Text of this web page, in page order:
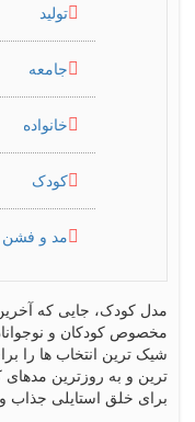
تولید
جامعه
خانواده
کودک
مد و فشن
مدل کودک، جایی که
مخصوص کودکان و
شیک ترین انتخاب ها را
ترین و به روزترین
برای خلق استایلی جذاب